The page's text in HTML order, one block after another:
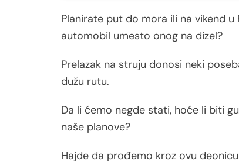
Planirate put do mora ili na vikend
automobil umesto onog na dizel?
Prelazak na struju donosi neki
dužu rutu.
Da li ćemo negde stati, hoće li biti
naše planove?
Hajde da prođemo kroz ovu